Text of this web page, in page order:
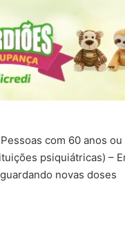
com 60 anos
psiquiátricas) –
novas doses